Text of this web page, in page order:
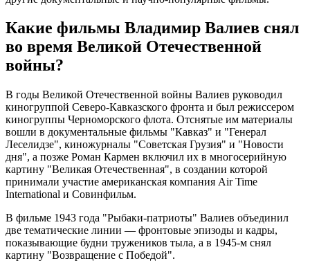
Какие фильмы Владимир Валиев снял
во время Великой Отечественной
войны?
В годы Великой Отечественной войны Валиев руководил
киногруппой Северо-Кавказского фронта и был режиссером
киногруппы Черноморского флота. Отснятые им материалы
вошли в документальные фильмы "Кавказ" и "Генерал
Леселидзе", киножурналы "Советская Грузия" и "Новости
дня", а позже Роман Кармен включил их в многосерийную
картину "Великая Отечественная", в создании которой
принимали участие американская компания Air Time
International и Совинфильм.
В фильме 1943 года "Рыбаки-патриоты" Валиев объединил
две тематические линии — фронтовые эпизоды и кадры,
показывающие будни тружеников тыла, а в 1945-м снял
картину "Возвращение с Победой".